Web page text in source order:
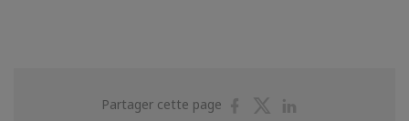
Partager cette page
PartagerPartager